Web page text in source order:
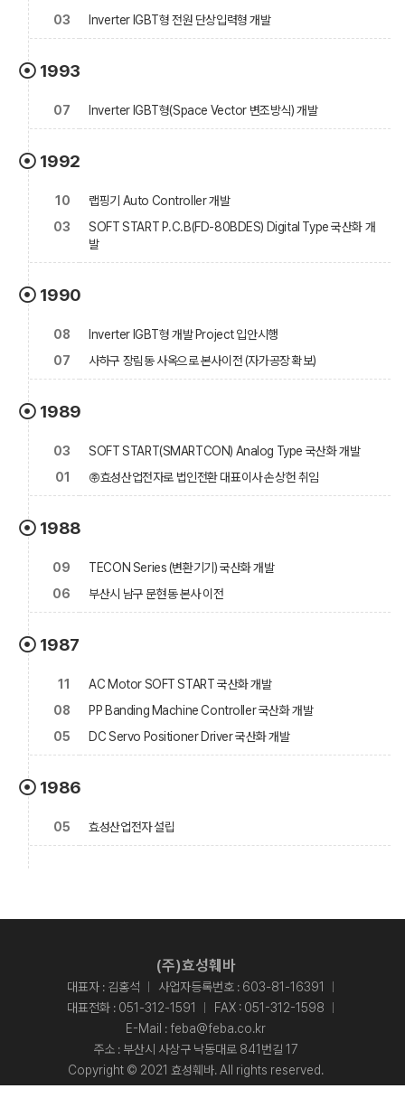
03 Inverter IGBT형 전원 단상입력형 개발
1993
07 Inverter IGBT형(Space Vector 변조방식) 개발
1992
10
랩핑기 Auto Controller 개발
03
SOFT START P.C.B(FD-80BDES) Digital Type 국산화 개
발
1990
08
Inverter IGBT형 개발 Project 입안시행
07
사하구 장림동 사옥으로 본사이전 (자가공장 확보)
1989
03
SOFT START(SMARTCON) Analog Type 국산화 개발
01
㈜효성산업전자로 법인전환 대표이사 손상헌 취임
1988
09
TECON Series (변환기기) 국산화 개발
06
부산시 남구 문현동 본사 이전
1987
11
AC Motor SOFT START 국산화 개발
08
PP Banding Machine Controller 국산화 개발
05
DC Servo Positioner Driver 국산화 개발
1986
05 효성산업전자 설립
(주)효성훼바
대표자 : 김홍석
사업자등록번호 : 603-81-16391
대표전화 : 051-312-1591
FAX : 051-312-1598
E-Mail : feba@feba.co.kr
주소 : 부산시 사상구 낙동대로 841번길 17
Copyright © 2021 효성훼바. All rights reserved.